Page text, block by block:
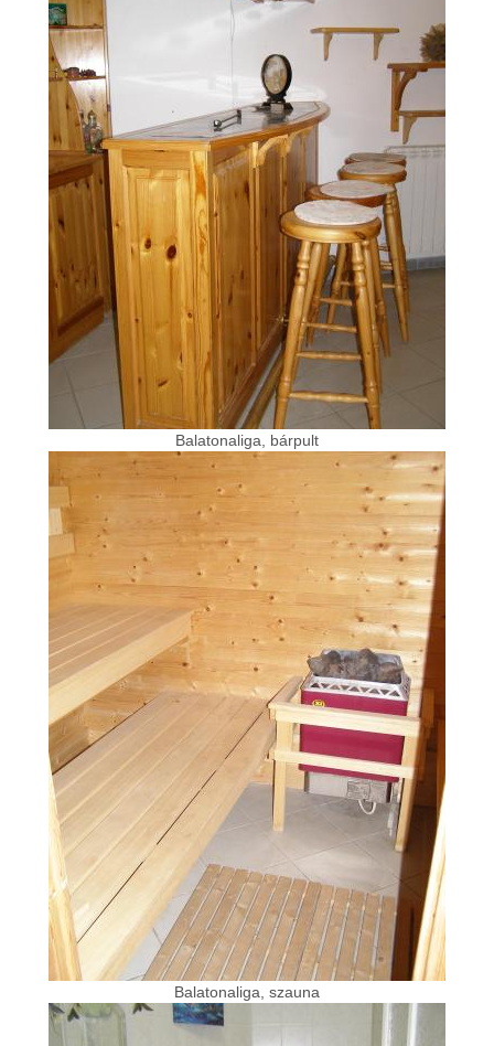
Balatonaliga, bárpult
Balatonaliga, szauna